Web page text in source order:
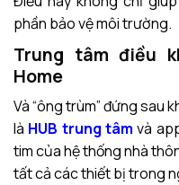
phần bảo vệ môi trường.
Trung tâm điều
Home
Và “ông trùm” đứng sau
là HUB trung tâm và
tim của hệ thống nhà
tất cả các thiết bị trong